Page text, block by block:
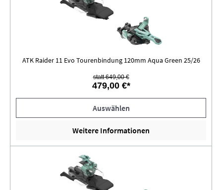
ATK Raider 11 Evo Tourenbindung 120mm Aqua Green 25/26
statt 649,00 €
479,00 €*
Auswählen
Weitere Informationen